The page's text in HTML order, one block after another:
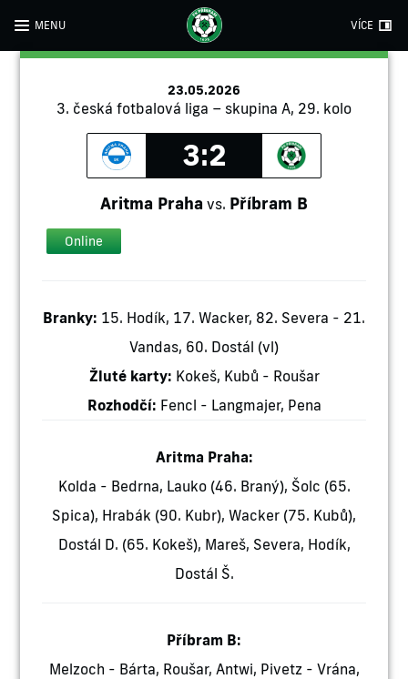
MENU VÍCE
23.05.2026
3. česká fotbalová liga – skupina A, 29. kolo
3:2
Aritma Praha vs. Příbram B
Online
Branky: 15. Hodík, 17. Wacker, 82. Severa - 21.
Vandas, 60. Dostál (vl)
Žluté karty: Kokeš, Kubů - Roušar
Rozhodčí: Fencl - Langmajer, Pena
Aritma Praha:
Kolda - Bedrna, Lauko (46. Braný), Šolc (65.
Spica), Hrabák (90. Kubr), Wacker (75. Kubů),
Dostál D. (65. Kokeš), Mareš, Severa, Hodík,
Dostál Š.
Příbram B:
Melzoch - Bárta, Roušar, Antwi, Pivetz - Vrána,